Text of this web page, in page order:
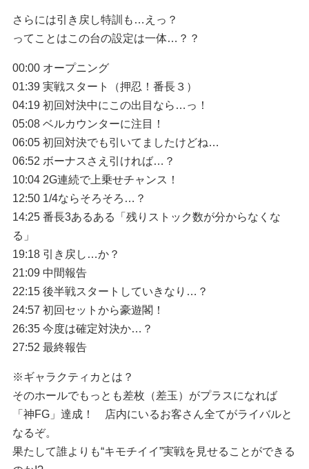
さらには引き戻し特訓も…えっ？
ってことはこの台の設定は一体…？？
00:00 オープニング
01:39 実戦スタート（押忍！番長３）
04:19 初回対決中にこの出目なら…っ！
05:08 ベルカウンターに注目！
06:05 初回対決でも引いてましたけどね…
06:52 ボーナスさえ引ければ…？
10:04 2G連続で上乗せチャンス！
12:50 1/4ならそろそろ…？
14:25 番長3あるある「残りストック数が分からなくな
る」
19:18 引き戻し…か？
21:09 中間報告
22:15 後半戦スタートしていきなり…？
24:57 初回セットから豪遊閣！
26:35 今度は確定対決か…？
27:52 最終報告
※ギャラクティカとは？
そのホールでもっとも差枚（差玉）がプラスになれば
「神FG」達成！ 店内にいるお客さん全てがライバルと
なるぞ。
果たして誰よりも“キモチイイ”実戦を見せることができる